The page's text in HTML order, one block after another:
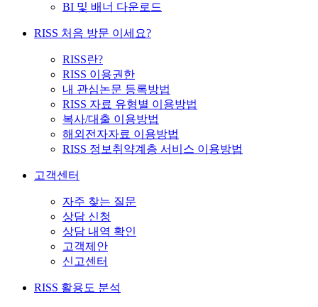
BI 및 배너 다운로드
RISS 처음 방문 이세요?
RISS란?
RISS 이용권한
내 관심논문 등록방법
RISS 자료 유형별 이용방법
복사/대출 이용방법
해외전자자료 이용방법
RISS 정보취약계층 서비스 이용방법
고객센터
자주 찾는 질문
상담 신청
상담 내역 확인
고객제안
신고센터
RISS 활용도 분석